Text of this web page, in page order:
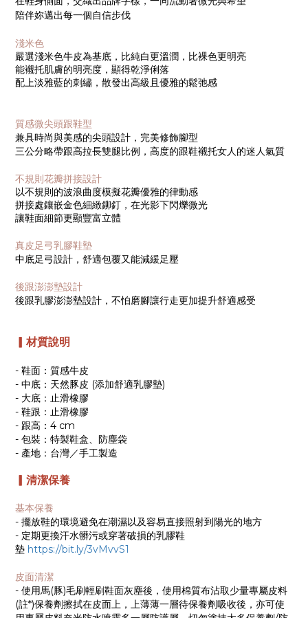
陪伴妳邁出每一個自信步伐
淺米色
嚴選淺米色牛皮為基底，比純白更溫潤，比裸色更明亮
能襯托肌膚的明亮度，顯得乾淨俐落
配上淡雅藍的刺繡，散發出高級且優雅的鬆弛感
質感微尖頭跟鞋型
兼具時尚與美感的尖頭設計，完美修飾腳型
三公分略帶跟高拉長雙腿比例，高度的跟鞋襯托女人的迷人氣質
不規則花瓣拼接設計
以不規則的波浪曲度模擬花瓣優雅的律動感
拼接處鑲嵌金色細緻鉚釘，在光影下閃爍微光
讓鞋面細節更顯豐富立體
真皮足弓乳膠鞋墊
中底足弓設計，舒適包覆又能減緩足壓
後跟澎澎墊設計
後跟乳膠澎澎墊設計，不怕磨腳讓行走更加提升舒適感受
▎材質說明
- 鞋面：質感牛皮
- 中底：天然豚皮 (添加舒適乳膠墊)
- 大底：止滑橡膠
- 鞋跟：止滑橡膠
- 跟高：4 cm
- 包裝：特製鞋盒、防塵袋
- 產地：台灣／手工製造
▎清潔保養
基本保養
- 擺放鞋的環境避免在潮濕以及容易直接照射到陽光的地方
- 定期更換汗水髒污或穿著破損的乳膠鞋
墊 https://bit.ly/3vMvvS1
皮面清潔
- 使用馬(豚)毛刷輕刷鞋面灰塵後，使用棉質布沾取少量專屬皮料
(註*)保養劑擦拭在皮面上，上薄薄一層待保養劑吸收後，亦可使